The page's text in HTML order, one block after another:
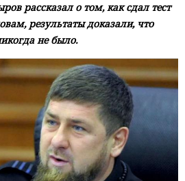
рассказал о том, как сдал тест
результаты доказали, что
не было.